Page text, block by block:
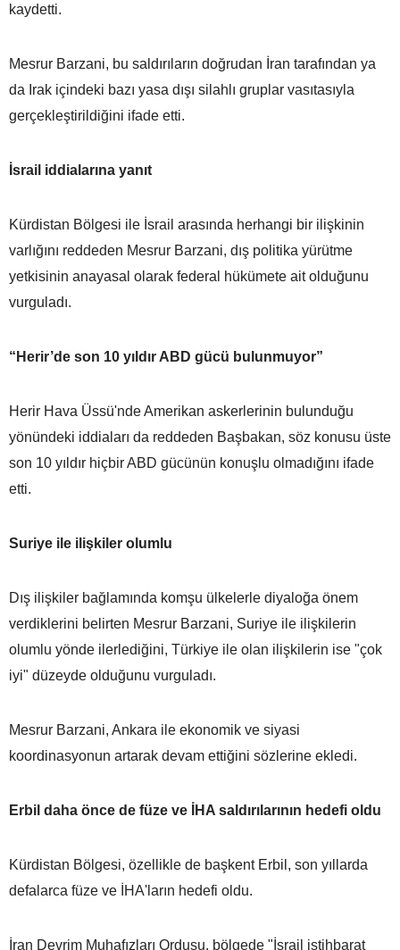
kaydetti.
Mesrur Barzani, bu saldırıların doğrudan İran tarafından ya
da Irak içindeki bazı yasa dışı silahlı gruplar vasıtasıyla
gerçekleştirildiğini ifade etti.
İsrail iddialarına yanıt
Kürdistan Bölgesi ile İsrail arasında herhangi bir ilişkinin
varlığını reddeden Mesrur Barzani, dış politika yürütme
yetkisinin anayasal olarak federal hükümete ait olduğunu
vurguladı.
“Herir’de son 10 yıldır ABD gücü bulunmuyor”
Herir Hava Üssü'nde Amerikan askerlerinin bulunduğu
yönündeki iddiaları da reddeden Başbakan, söz konusu üste
son 10 yıldır hiçbir ABD gücünün konuşlu olmadığını ifade
etti.
Suriye ile ilişkiler olumlu
Dış ilişkiler bağlamında komşu ülkelerle diyaloğa önem
verdiklerini belirten Mesrur Barzani, Suriye ile ilişkilerin
olumlu yönde ilerlediğini, Türkiye ile olan ilişkilerin ise "çok
iyi" düzeyde olduğunu vurguladı.
Mesrur Barzani, Ankara ile ekonomik ve siyasi
koordinasyonun artarak devam ettiğini sözlerine ekledi.
Erbil daha önce de füze ve İHA saldırılarının hedefi oldu
Kürdistan Bölgesi, özellikle de başkent Erbil, son yıllarda
defalarca füze ve İHA'ların hedefi oldu.
İran Devrim Muhafızları Ordusu, bölgede "İsrail istihbarat